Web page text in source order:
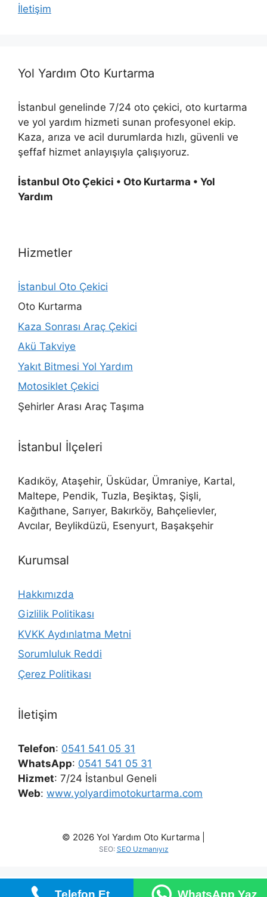
İletişim
Yol Yardım Oto Kurtarma
İstanbul genelinde 7/24 oto çekici, oto kurtarma
ve yol yardım hizmeti sunan profesyonel ekip.
Kaza, arıza ve acil durumlarda hızlı, güvenli ve
şeffaf hizmet anlayışıyla çalışıyoruz.
İstanbul Oto Çekici • Oto Kurtarma • Yol
Yardım
Hizmetler
İstanbul Oto Çekici
Oto Kurtarma
Kaza Sonrası Araç Çekici
Akü Takviye
Yakıt Bitmesi Yol Yardım
Motosiklet Çekici
Şehirler Arası Araç Taşıma
İstanbul İlçeleri
Kadıköy, Ataşehir, Üsküdar, Ümraniye, Kartal,
Maltepe, Pendik, Tuzla, Beşiktaş, Şişli,
Kağıthane, Sarıyer, Bakırköy, Bahçelievler,
Avcılar, Beylikdüzü, Esenyurt, Başakşehir
Kurumsal
Hakkımızda
Gizlilik Politikası
KVKK Aydınlatma Metni
Sorumluluk Reddi
Çerez Politikası
İletişim
Telefon: 0541 541 05 31
WhatsApp: 0541 541 05 31
Hizmet: 7/24 İstanbul Geneli
Web: www.yolyardimotokurtarma.com
© 2026 Yol Yardım Oto Kurtarma |
SEO: SEO Uzmanıyız
Telefon Et WhatsApp Yaz